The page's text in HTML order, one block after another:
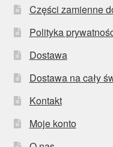
Części zamienne
Polityka
Dostawa
Dostawa na cały
Kontakt
Moje konto